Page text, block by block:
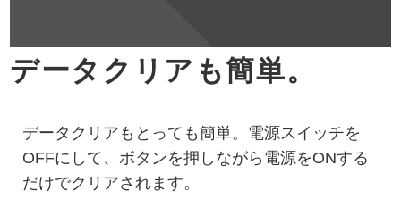
データクリアも簡単。
データクリアもとっても簡単。電源スイッチを
OFFにして、ボタンを押しながら電源をONする
だけでクリアされます。